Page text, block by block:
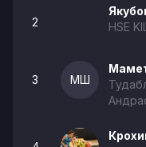
2
HSE
3 МШ